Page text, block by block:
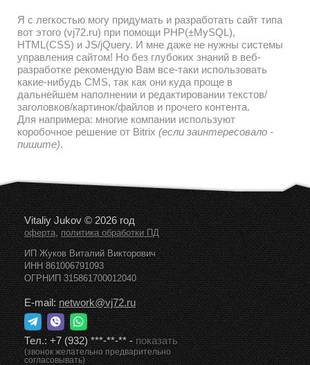
Я с легкостью могу придумать и разработать сайт типа
вот этого (vj72.ru) при помощи PHP(±MySQL),
HTML(CSS) и JS/jQuery. И мне даже не нужны системы
управления сайтом! Но без глубоких знаний в веб-
разработке рекомендую Вам все-таки использовать
какие-нибудь CMS, так как они куда проще в
дальнейшем наполнении и редактировании текстов/
заголовков/картинок/файлов и прочего контента.
Для напримера: многие компании используют
коробочное решение от Bitrix (если заинтересовало -
пишите).
Vitaliy Jukov © 2026 год
оферта,политика обработки ПД
ИП Жуков Виталий Викторович
ИНН 861006791093
ОГРНИП 315861700012040
E-mail:network@vj72.ru
Тел.:+7 (932) ***-**-**-показать
(звонок желательно предварительно
согласовывать)